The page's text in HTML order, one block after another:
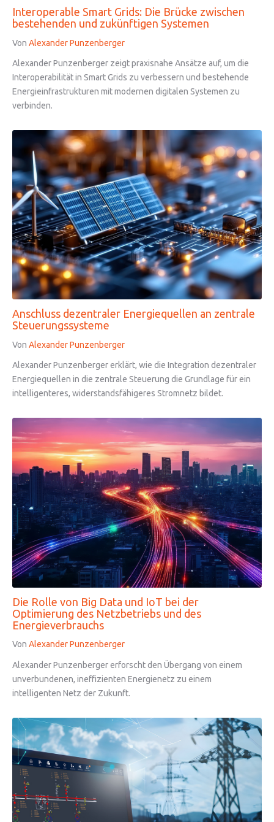
Interoperable Smart Grids: Die Brücke zwischen
bestehenden und zukünftigen Systemen
Von Alexander Punzenberger
Alexander Punzenberger zeigt praxisnahe Ansätze auf, um die
Interoperabilität in Smart Grids zu verbessern und bestehende
Energieinfrastrukturen mit modernen digitalen Systemen zu
verbinden.
Anschluss dezentraler Energiequellen an zentrale
Steuerungssysteme
Von Alexander Punzenberger
Alexander Punzenberger erklärt, wie die Integration dezentraler
Energiequellen in die zentrale Steuerung die Grundlage für ein
intelligenteres, widerstandsfähigeres Stromnetz bildet.
Die Rolle von Big Data und IoT bei der
Optimierung des Netzbetriebs und des
Energieverbrauchs
Von Alexander Punzenberger
Alexander Punzenberger erforscht den Übergang von einem
unverbundenen, ineffizienten Energienetz zu einem
intelligenten Netz der Zukunft.